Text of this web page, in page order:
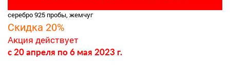
серебро 925 пробы, жемчуг
Скидка 20%
Акция действует
c 20 апреля по 6 мая 2023 г.